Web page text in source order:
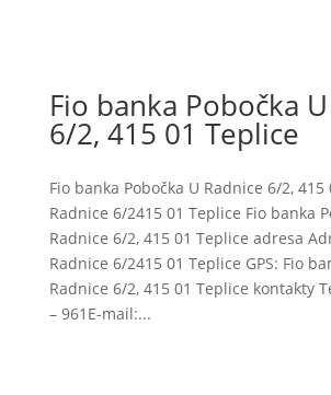
Fio banka Pobočka
6/2, 415 01 Teplice
Fio banka Pobočka U Radnice 6/2, 415
Radnice 6/2415 01 Teplice Fio banka
Radnice 6/2, 415 01 Teplice adresa
Radnice 6/2415 01 Teplice GPS: Fio
Radnice 6/2, 415 01 Teplice kontakty
– 961E-mail:...